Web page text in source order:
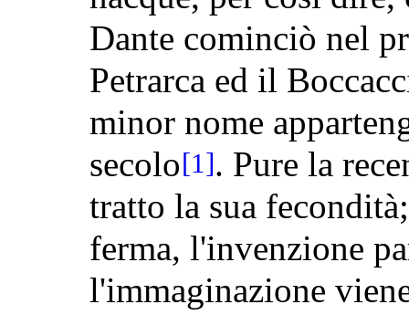
Dante cominciò nel
Petrarca ed il
minor nome
secolo[1]. Pure la
tratto la sua
ferma, l'invenzione
l'immaginazione